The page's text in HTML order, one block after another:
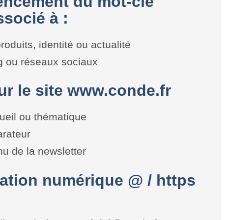
à :
identité ou actualité
ou réseaux sociaux
le site www.conde.fr
ou thématique
de la newsletter
numérique @ / https